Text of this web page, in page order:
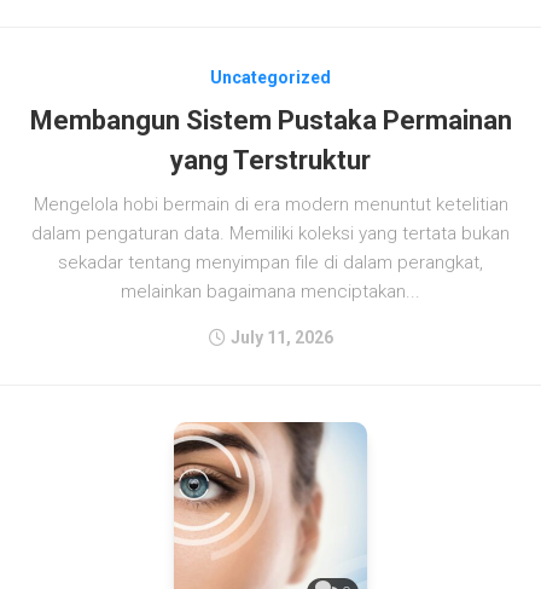
Uncategorized
Membangun Sistem Pustaka Permainan
yang Terstruktur
Mengelola hobi bermain di era modern menuntut ketelitian
dalam pengaturan data. Memiliki koleksi yang tertata bukan
sekadar tentang menyimpan file di dalam perangkat,
melainkan bagaimana menciptakan...
July 11, 2026